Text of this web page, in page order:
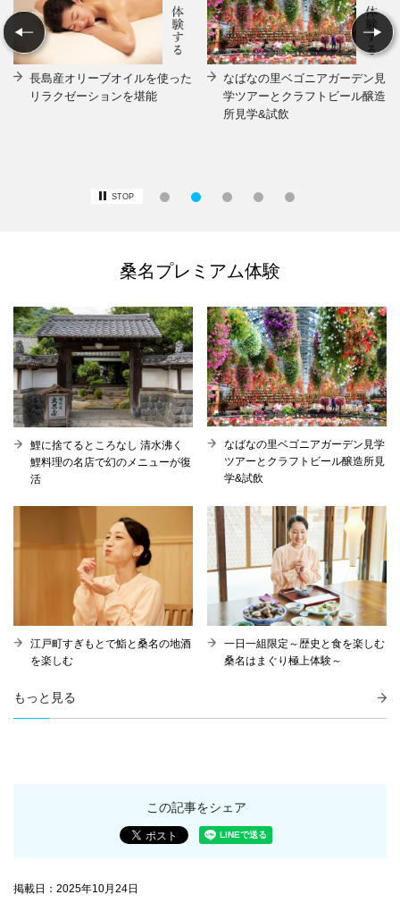
長島産オリーブオイルを使った
リラクゼーションを堪能
なばなの里ベゴニアガーデン見
学ツアーとクラフトビール醸造
所見学&試飲
STOP
桑名プレミアム体験
鯉に捨てるところなし 清水沸く
鯉料理の名店で幻のメニューが復
活
なばなの里ベゴニアガーデン見学
ツアーとクラフトビール醸造所見
学&試飲
江戸町すぎもとで鮨と桑名の地酒
を楽しむ
一日一組限定～歴史と食を楽しむ
桑名はまぐり極上体験～
もっと見る
この記事をシェア
掲載日：2025年10月24日